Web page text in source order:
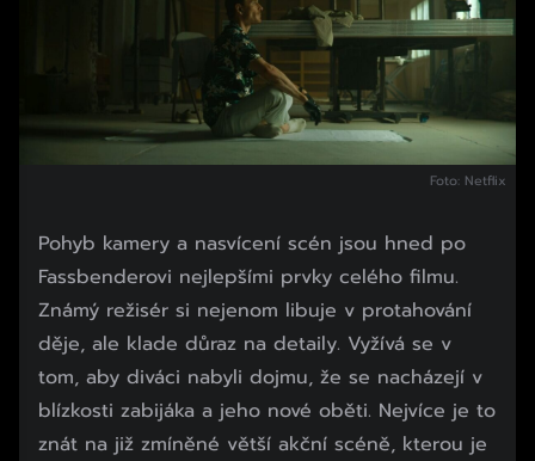
Foto: Netflix
Pohyb kamery a nasvícení scén jsou hned po
Fassbenderovi nejlepšími prvky celého filmu.
Známý režisér si nejenom libuje v protahování
děje, ale klade důraz na detaily. Vyžívá se v
tom, aby diváci nabyli dojmu, že se nacházejí v
blízkosti zabijáka a jeho nové oběti. Nejvíce je to
znát na již zmíněné větší akční scéně, kterou je